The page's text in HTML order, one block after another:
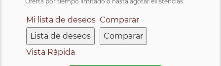
Mi lista de deseos
Lista de deseos
Comparar
Comparar
Vista Rápida